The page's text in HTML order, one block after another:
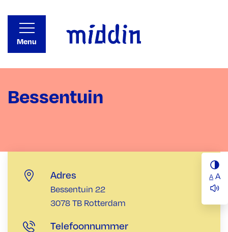
A A
Menu
Bessentuin
Adres
Bessentuin 22
3078 TB Rotterdam
Telefoonnummer